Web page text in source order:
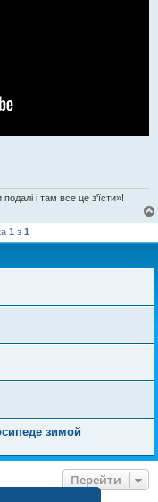
і там все це з'їсти»!
1 з 1
зимой
Перейти